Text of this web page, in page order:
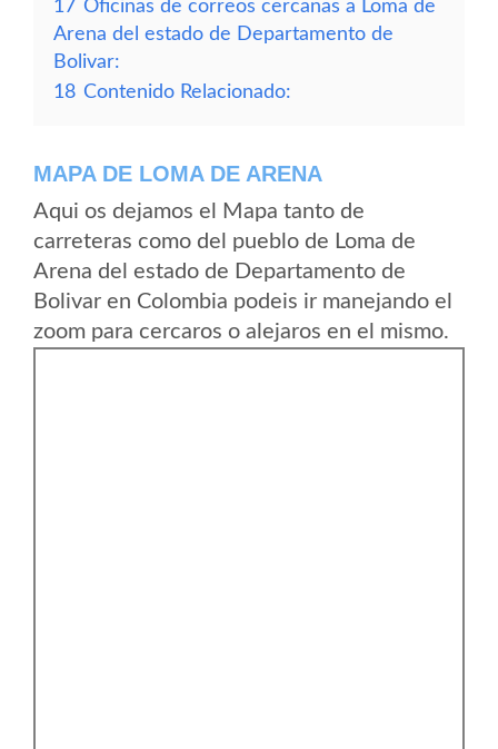
17 Oficinas de correos cercanas a Loma de
Arena del estado de Departamento de
Bolivar:
18 Contenido Relacionado:
MAPA DE LOMA DE ARENA
Aqui os dejamos el Mapa tanto de
carreteras como del pueblo de Loma de
Arena del estado de Departamento de
Bolivar en Colombia podeis ir manejando el
zoom para cercaros o alejaros en el mismo.